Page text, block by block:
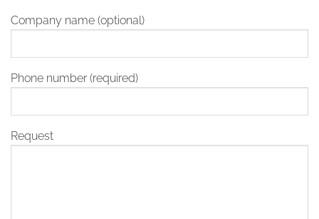
Company name (optional)
Phone number (required)
Request